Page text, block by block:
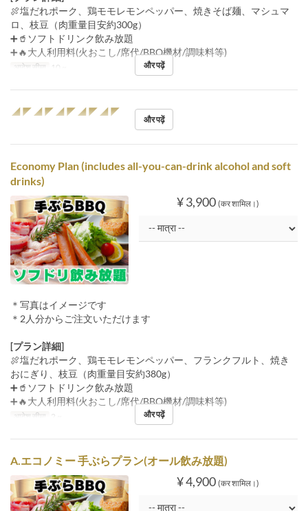
🍖塩だれポーク、鶏モモレモンペッパー、焼きそば麺、マシュマ
ロ、枝豆（肉重量目安約300g）
➕🥤ソフトドリンク飲み放題
➕🔥大人利用料(火おこし/席代/BBQ機材/調味料等)
आदेश सीमा 10 ~ और पढ़ें
◢◤◢◤◢◤◢◤◢◤
और पढ़ें
Economy Plan (includes all-you-can-drink alcohol and soft
drinks)
¥ 3,900 (कर शामिल।)
＊写真はイメージです
＊2人分からご注文いただけます
[プラン詳細]
🍖塩だれポーク、鶏モモレモンペッパー、フランクフルト、焼き
おにぎり、枝豆（肉重量目安約380g）
➕🥤ソフトドリンク飲み放題
➕🔥大人利用料(火おこし/席代/BBQ機材/調味料等)
आदेश सीमा 2 ~ और पढ़ें
A.エコノミー 手ぶらプラン(オール飲み放題)
¥ 4,900 (कर शामिल।)